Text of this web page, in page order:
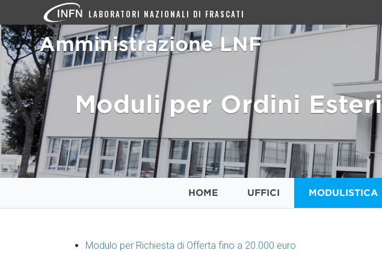
LABORATORI NAZIONALI DI FRASCATI
Amministrazione LNF
Moduli per Ordini
HOME UFFICI MODULISTICA
Modulo per Richiesta di Offerta fino a 20.000 euro